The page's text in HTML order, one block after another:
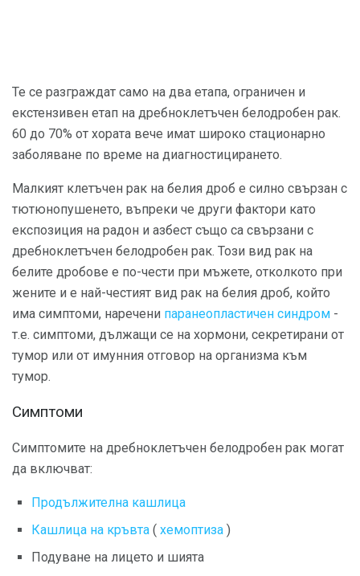
Те се разграждат само на два етапа, ограничен и
екстензивен етап на дребноклетъчен белодробен рак.
60 до 70% от хората вече имат широко стационарно
заболяване по време на диагностицирането.
Малкият клетъчен рак на белия дроб е силно свързан с
тютюнопушенето, въпреки че други фактори като
експозиция на радон и азбест също са свързани с
дребноклетъчен белодробен рак. Този вид рак на
белите дробове е по-чести при мъжете, отколкото при
жените и е най-честият вид рак на белия дроб, който
има симптоми, наречени паранеопластичен синдром -
т.е. симптоми, дължащи се на хормони, секретирани от
тумор или от имунния отговор на организма към
тумор.
Симптоми
Симптомите на дребноклетъчен белодробен рак могат
да включват:
Продължителна кашлица
Кашлица на кръвта ( хемоптиза )
Подуване на лицето и шията